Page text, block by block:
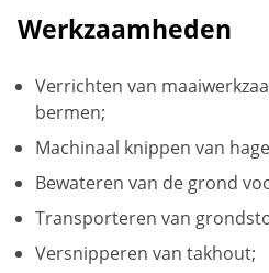
Werkzaamheden
Verrichten van
bermen;
Machinaal knippen van
Bewateren van de grond
Transporteren van
Versnipperen van takhout;